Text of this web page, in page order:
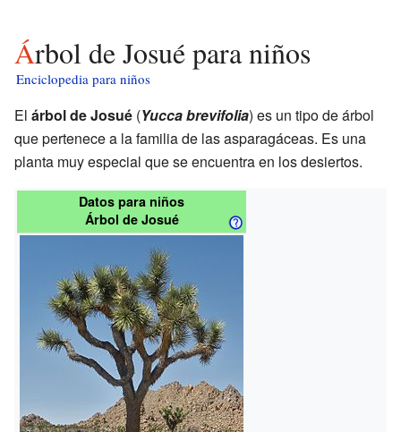
Árbol de Josué para niños
Enciclopedia para niños
El árbol de Josué (Yucca brevifolia) es un tipo de árbol
que pertenece a la familia de las asparagáceas. Es una
planta muy especial que se encuentra en los desiertos.
Datos para niños
Árbol de Josué